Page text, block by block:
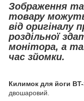
Зображення
товару
від оригіналу
роздільної
монітора, а
час зйомки.
Килимок для йоги
двошаровий.